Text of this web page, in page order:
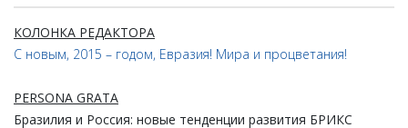
КОЛОНКА РЕДАКТОРА
С новым, 2015 – годом, Евразия! Мира и процветания!
PERSONA GRATA
Бразилия и Россия: новые тенденции развития БРИКС